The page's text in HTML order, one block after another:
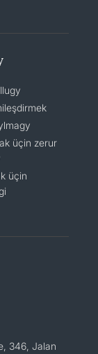
üçin zerur
üçin
346, Jalan